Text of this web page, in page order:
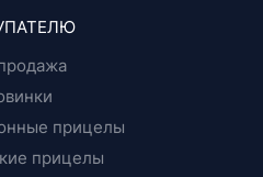
прицелы
прицелы